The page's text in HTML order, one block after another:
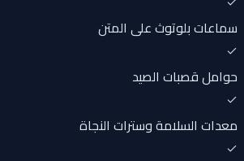
سماعات بلوتوث على المتن
حوامل قصبات الصيد
معدات السلامة وسترات النجاة